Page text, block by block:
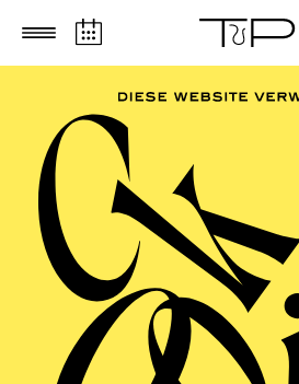
Zum Hauptinhalt springen Zum